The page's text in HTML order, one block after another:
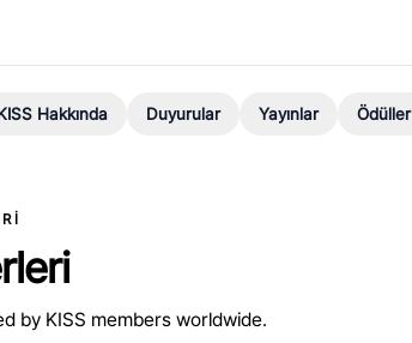
Hakkında Duyurular Yayınlar Ödüller
by KISS members worldwide.